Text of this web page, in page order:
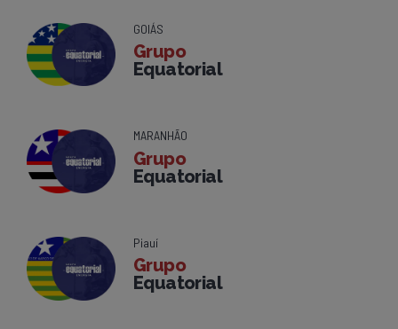
GOIÁS
Grupo
Equatorial
MARANHÃO
Grupo
Equatorial
Piauí
Grupo
Equatorial